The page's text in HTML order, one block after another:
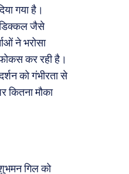
गया है।
जैसे
ने भरोसा
कर रही है।
को गंभीरता से
कितना मौका
गिल को